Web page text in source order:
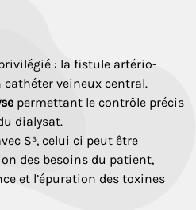
: la fistule artério-
cathéter veineux central.
permettant le contrôle précis
dialysat.
S³, celui ci peut être
des besoins du patient,
et l’épuration des toxines